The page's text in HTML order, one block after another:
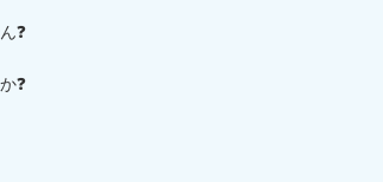
❓
❓